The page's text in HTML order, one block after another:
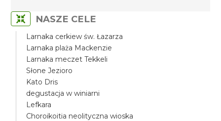
NASZE CELE
Larnaka cerkiew św. Łazarza
Larnaka plaża Mackenzie
Larnaka meczet Tekkeli
Słone Jezioro
Kato Dris
degustacja w winiarni
Lefkara
Choroikoitia neolityczna wioska